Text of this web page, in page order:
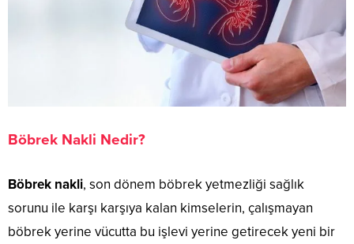
Böbrek Nakli Nedir?
Böbrek nakli, son dönem böbrek yetmezliği sağlık
sorunu ile karşı karşıya kalan kimselerin, çalışmayan
böbrek yerine vücutta bu işlevi yerine getirecek yeni bir